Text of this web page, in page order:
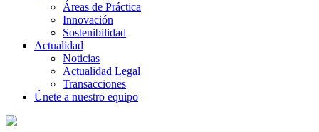
Áreas de Práctica
Innovación
Sostenibilidad
Actualidad
Noticias
Actualidad Legal
Transacciones
Únete a nuestro equipo